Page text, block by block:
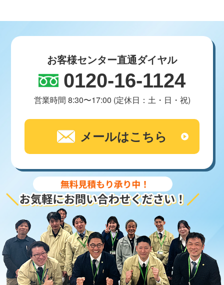
お客様センター直通ダイヤル
0120-16-1124
営業時間 8:30〜17:00 (定休日：土・日・祝)
メールはこちら